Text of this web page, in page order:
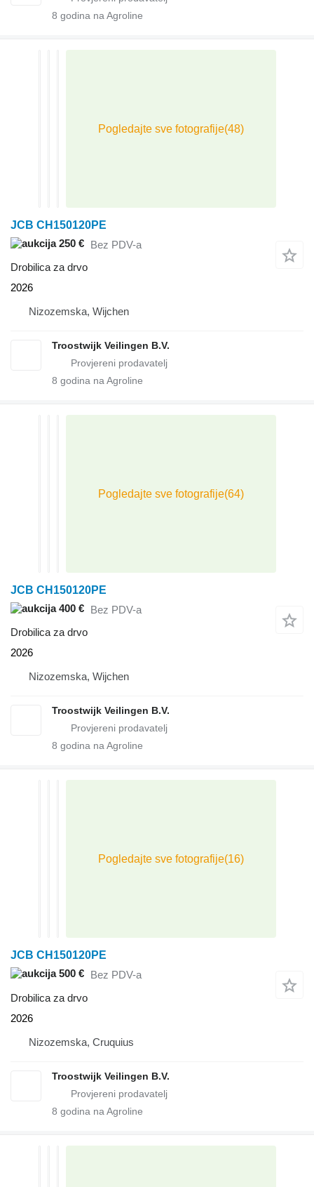
8 godina na Agroline
JCB CH150120PE
250 € Bez PDV-a
Drobilica za drvo
2026
Nizozemska, Wijchen
Troostwijk Veilingen B.V.
8 godina na Agroline
JCB CH150120PE
400 € Bez PDV-a
Drobilica za drvo
2026
Nizozemska, Wijchen
Troostwijk Veilingen B.V.
8 godina na Agroline
JCB CH150120PE
500 € Bez PDV-a
Drobilica za drvo
2026
Nizozemska, Cruquius
Troostwijk Veilingen B.V.
8 godina na Agroline